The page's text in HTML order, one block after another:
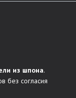
из шпона.
без согласия